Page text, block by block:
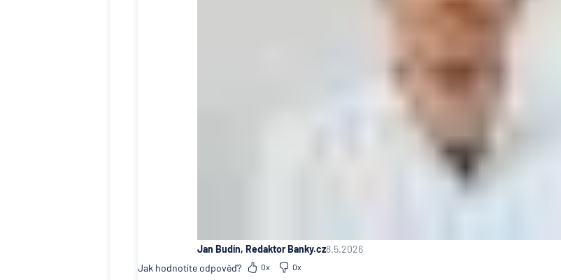
Jan Budín, Redaktor Banky.cz8.5.2026
Jak hodnotíte odpověď?
0x 0x